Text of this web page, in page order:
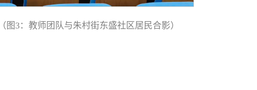
（图3：教师团队与朱村街东盛社区居民合影）